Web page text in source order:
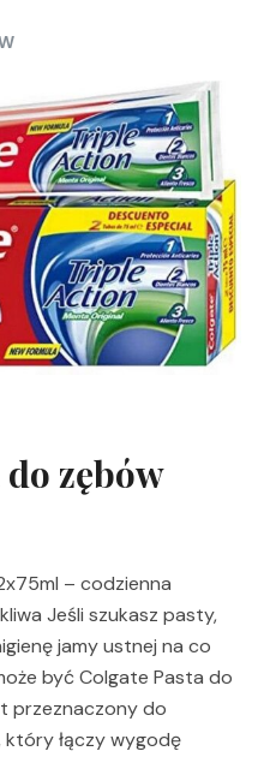
zębów
– codzienna
Jeśli szukasz pasty,
jamy ustnej na co
być Colgate Pasta do
przeznaczony do
który łączy wygodę